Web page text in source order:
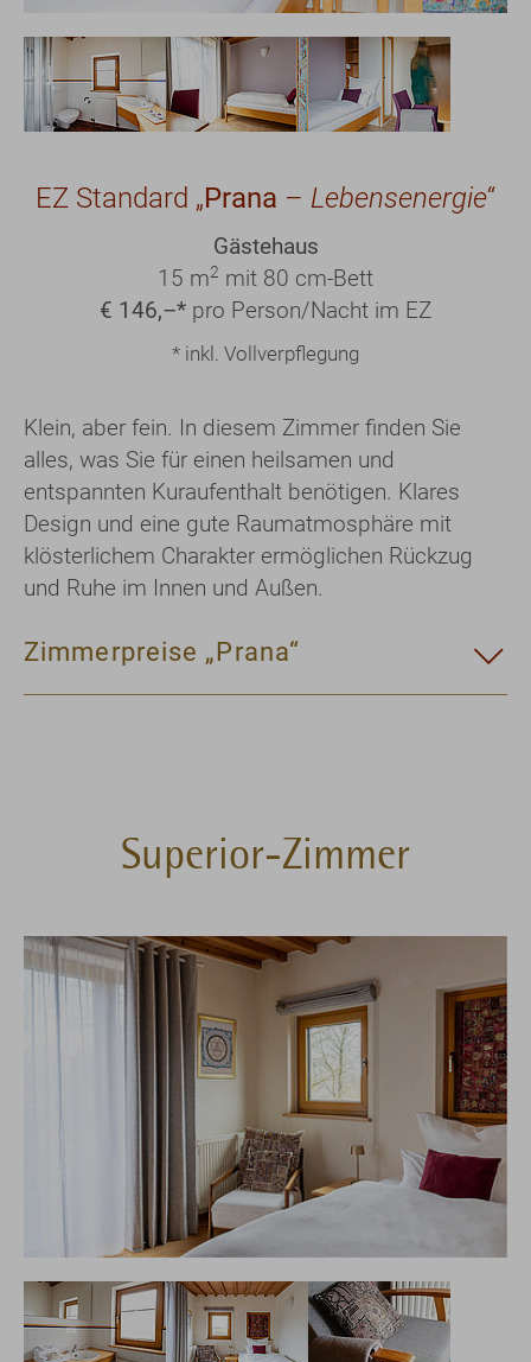
Show larger versionShow larger versionShow larger version
EZ Standard „Prana – Lebensenergie“
Gästehaus
15 m2 mit 80 cm-Bett
€ 146,–* pro Person/Nacht im EZ
* inkl. Vollverpflegung
Klein, aber fein. In diesem Zimmer finden Sie
alles, was Sie für einen heilsamen und
entspannten Kuraufenthalt benötigen. Klares
Design und eine gute Raumatmosphäre mit
klösterlichem Charakter ermöglichen Rückzug
und Ruhe im Innen und Außen.
Zimmerpreise „Prana“
Superior-Zimmer
Show larger version
Show larger versionShow larger versionShow larger version